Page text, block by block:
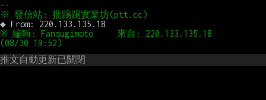
※ 編輯: Fansugimoto     來自: 220.133.135.18
推文自動更新已關閉